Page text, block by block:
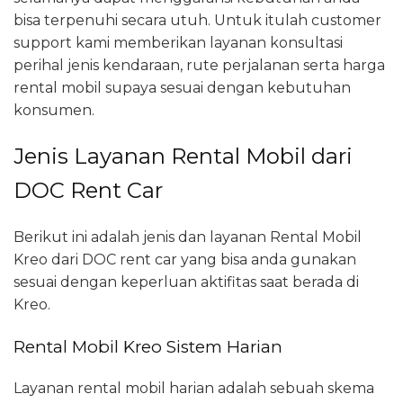
bisa terpenuhi secara utuh. Untuk itulah customer
support kami memberikan layanan konsultasi
perihal jenis kendaraan, rute perjalanan serta harga
rental mobil supaya sesuai dengan kebutuhan
konsumen.
Jenis Layanan Rental Mobil dari
DOC Rent Car
Berikut ini adalah jenis dan layanan Rental Mobil
Kreo dari DOC rent car yang bisa anda gunakan
sesuai dengan keperluan aktifitas saat berada di
Kreo.
Rental Mobil Kreo Sistem Harian
Layanan rental mobil harian adalah sebuah skema